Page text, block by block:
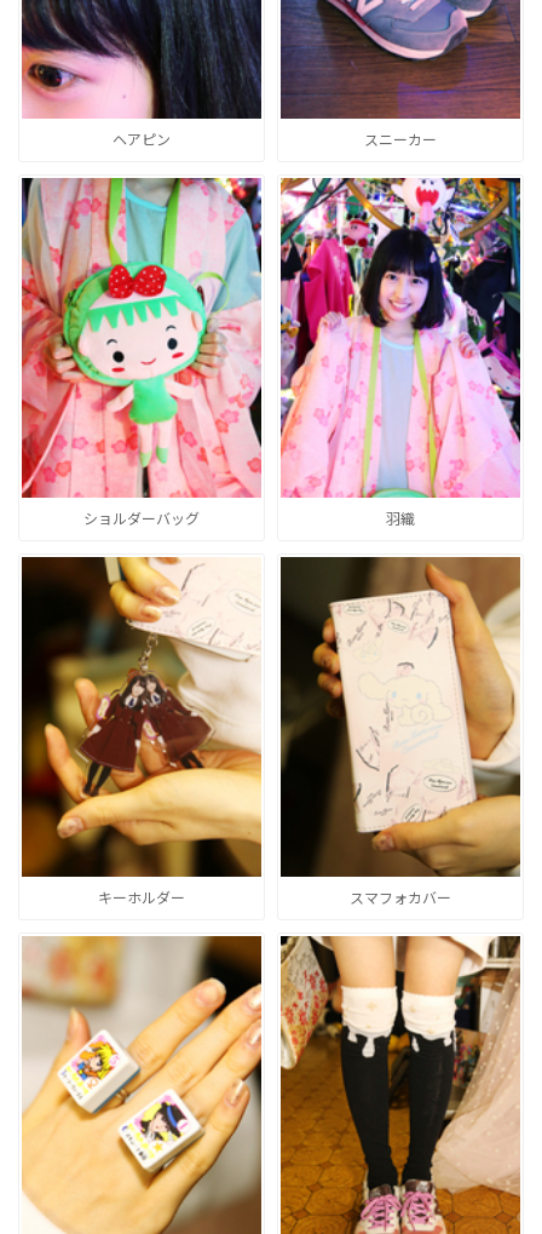
ヘアピン スニーカー
ショルダーバッグ 羽織
キーホルダー スマフォカバー